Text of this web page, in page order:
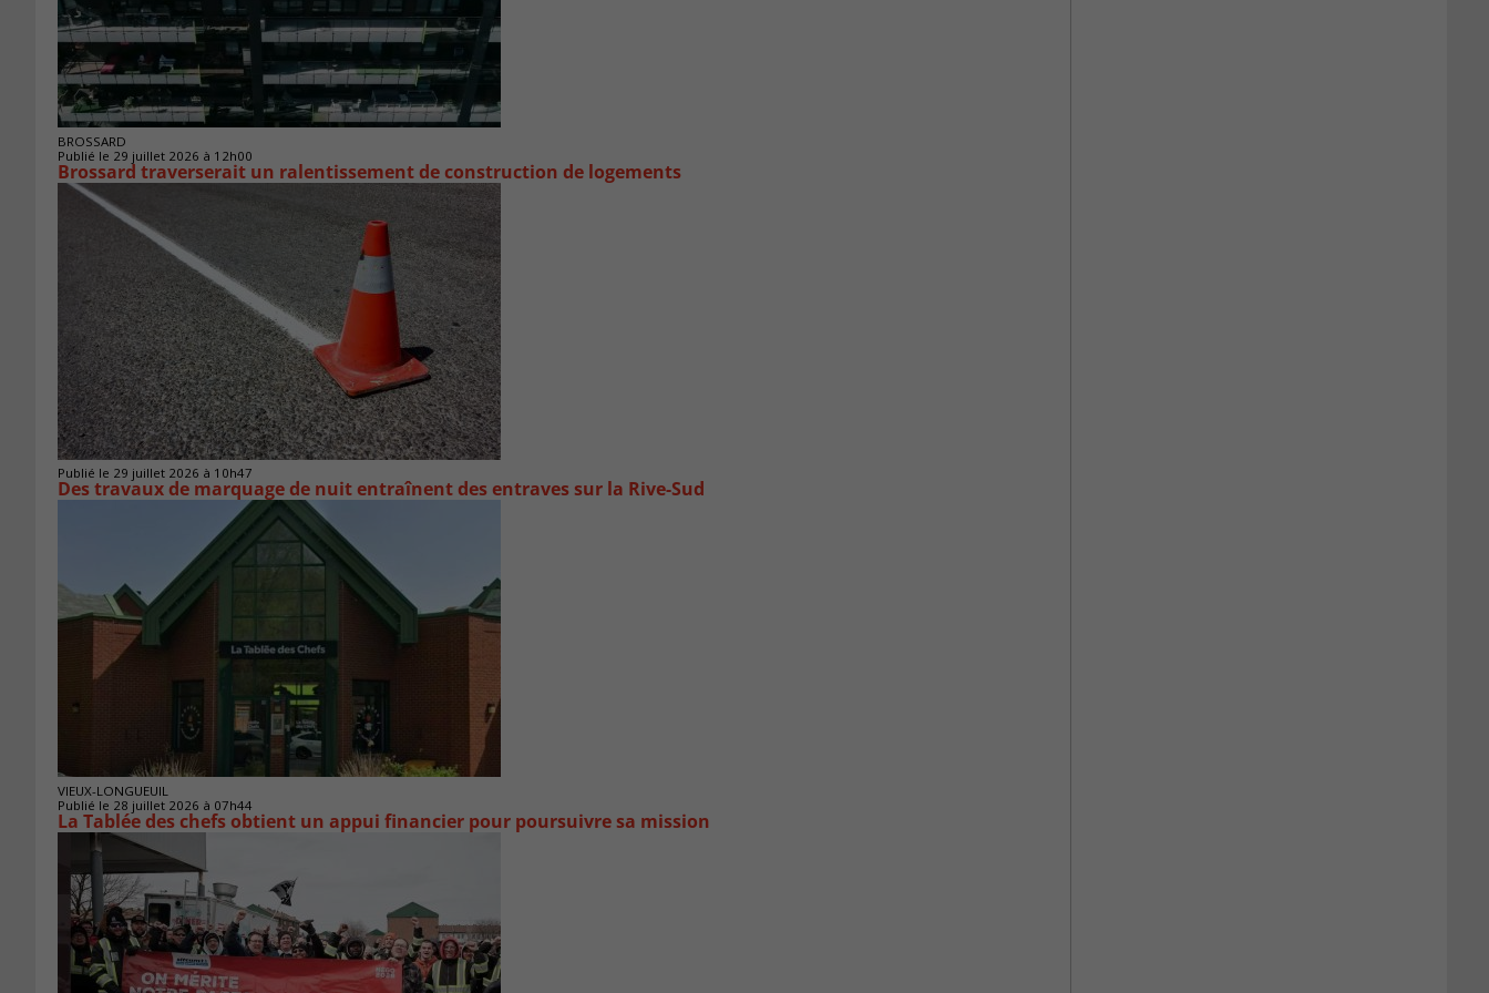
BROSSARD
Publié le 29 juillet 2026 à 12h00
Brossard traverserait un ralentissement de construction de logements
Publié le 29 juillet 2026 à 10h47
Des travaux de marquage de nuit entraînent des entraves sur la Rive-Sud
VIEUX-LONGUEUIL
Publié le 28 juillet 2026 à 07h44
La Tablée des chefs obtient un appui financier pour poursuivre sa mission